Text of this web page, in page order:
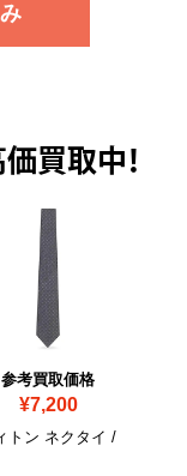
買取中！
参考買取価格
¥7,200
トン ネクタイ /